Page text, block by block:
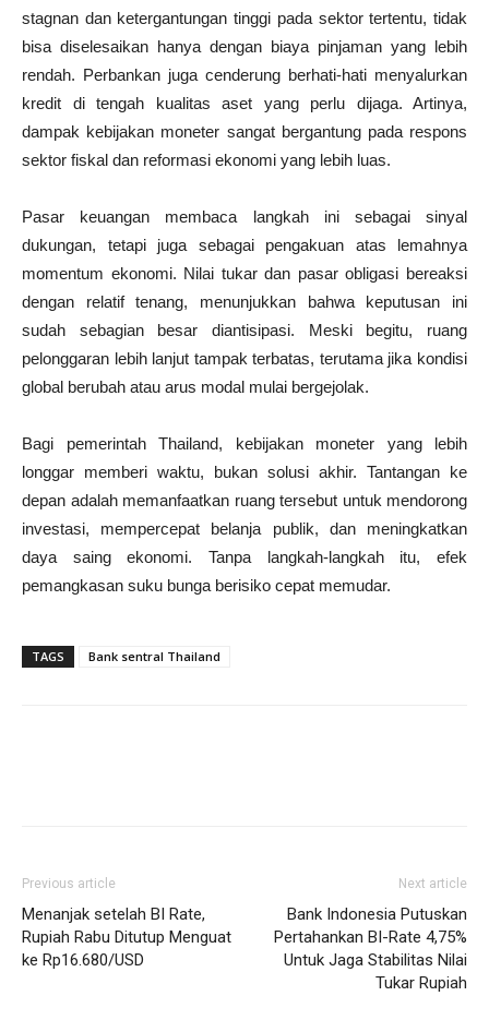
stagnan dan ketergantungan tinggi pada sektor tertentu, tidak
bisa diselesaikan hanya dengan biaya pinjaman yang lebih
rendah. Perbankan juga cenderung berhati-hati menyalurkan
kredit di tengah kualitas aset yang perlu dijaga. Artinya,
dampak kebijakan moneter sangat bergantung pada respons
sektor fiskal dan reformasi ekonomi yang lebih luas.
Pasar keuangan membaca langkah ini sebagai sinyal
dukungan, tetapi juga sebagai pengakuan atas lemahnya
momentum ekonomi. Nilai tukar dan pasar obligasi bereaksi
dengan relatif tenang, menunjukkan bahwa keputusan ini
sudah sebagian besar diantisipasi. Meski begitu, ruang
pelonggaran lebih lanjut tampak terbatas, terutama jika kondisi
global berubah atau arus modal mulai bergejolak.
Bagi pemerintah Thailand, kebijakan moneter yang lebih
longgar memberi waktu, bukan solusi akhir. Tantangan ke
depan adalah memanfaatkan ruang tersebut untuk mendorong
investasi, mempercepat belanja publik, dan meningkatkan
daya saing ekonomi. Tanpa langkah-langkah itu, efek
pemangkasan suku bunga berisiko cepat memudar.
TAGS Bank sentral Thailand
Previous article
Menanjak setelah BI Rate,
Rupiah Rabu Ditutup Menguat
ke Rp16.680/USD
Next article
Bank Indonesia Putuskan
Pertahankan BI-Rate 4,75%
Untuk Jaga Stabilitas Nilai
Tukar Rupiah